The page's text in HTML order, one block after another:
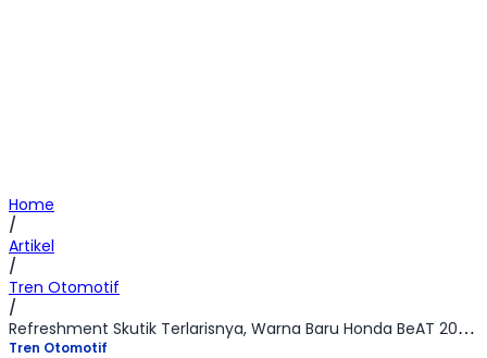
Home
/
Artikel
/
Tren Otomotif
/
Refreshment Skutik Terlarisnya, Warna Baru Honda BeAT 2019 Makin Ngejreng!
Tren Otomotif